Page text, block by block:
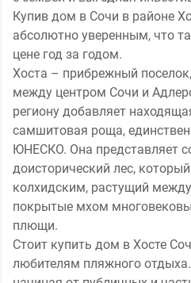
Купив дом в Сочи в районе
абсолютно уверенным, что
цене год за годом.
Хоста – прибрежный
между центром Сочи и
региону добавляет
самшитовая роща,
ЮНЕСКО. Она представляет
доисторический лес,
колхидским, растущий
покрытые мхом
плющи.
Стоит купить дом в Хосте
любителям пляжного